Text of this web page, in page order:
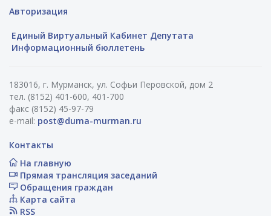
Авторизация
Единый Виртуальный Кабинет Депутата
Информационный бюллетень
183016, г. Мурманск, ул. Софьи Перовской, дом 2
тел. (8152) 401-600, 401-700
факс (8152) 45-97-79
e-mail: post@duma-murman.ru
Контакты
На главную
Прямая трансляция заседаний
Обращения граждан
Карта сайта
RSS